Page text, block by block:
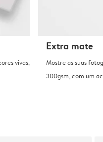
vivas,
Extra mate
Mostre as suas
300gsm, com um